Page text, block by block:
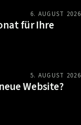
6. AUGUST 2026
für Ihre
5. AUGUST 2026
Website?